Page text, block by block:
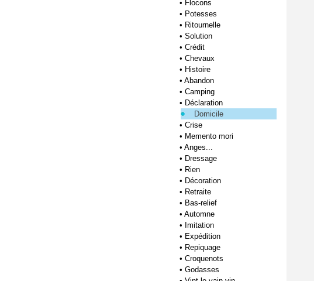
• Flocons
• Potesses
• Ritournelle
• Solution
• Crédit
• Chevaux
• Histoire
• Abandon
• Camping
• Déclaration
Domicile
• Crise
• Memento mori
• Anges...
• Dressage
• Rien
• Décoration
• Retraite
• Bas-relief
• Automne
• Imitation
• Expédition
• Repiquage
• Croquenots
• Godasses